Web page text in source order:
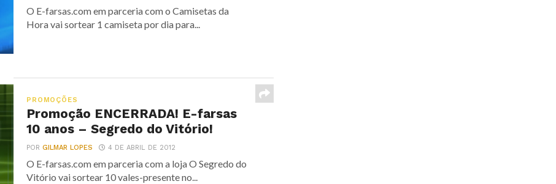
O E-farsas.com em parceria com o Camisetas da
Hora vai sortear 1 camiseta por dia para...
PROMOÇÕES
Promoção ENCERRADA! E-farsas
10 anos – Segredo do Vitório!
PORGILMAR LOPES 4 DE ABRIL DE 2012
O E-farsas.com em parceria com a loja O Segredo do
Vitório vai sortear 10 vales-presente no...